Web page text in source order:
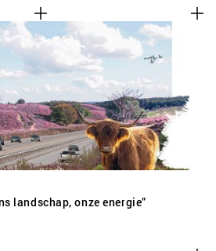
landschap, onze energie”